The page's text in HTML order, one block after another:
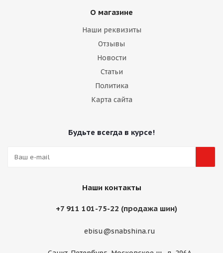
О магазине
Наши реквизиты
Отзывы
Новости
Статьи
Политика
Карта сайта
Будьте всегда в курсе!
Наши контакты
+7 911 101-75-22 (продажа шин)
ebisu@snabshina.ru